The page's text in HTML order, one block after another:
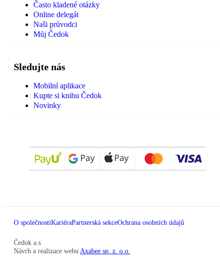
Často kladené otázky
Online delegát
Naši průvodci
Můj Čedok
Sledujte nás
Mobilní aplikace
Kupte si knihu Čedok
Novinky
O společnostiKariéraPartnerská sekceOchrana osobních údajů
Čedok a.s
Návrh a realizace webu Axabee sp. z. o.o.